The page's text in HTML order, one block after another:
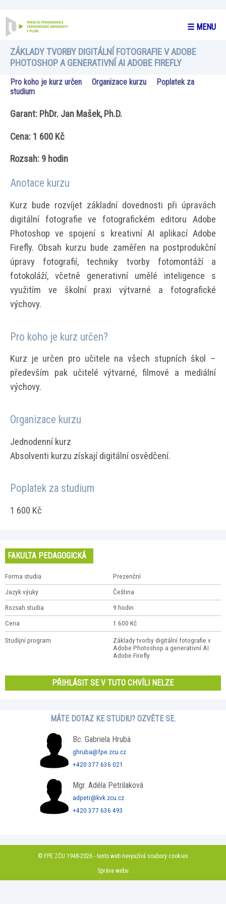
☰ MENU
ZÁKLADY TVORBY DIGITÁLNÍ FOTOGRAFIE V ADOBE
PHOTOSHOP A GENERATIVNÍ AI ADOBE FIREFLY
Pro koho je kurz určen Organizace kurzu
Poplatek za
studium
Garant: PhDr. Jan Mašek, Ph.D.
Cena: 1 600 Kč
Rozsah: 9 hodin
Anotace kurzu
Kurz bude rozvíjet základní dovednosti při úpravách
digitální fotografie ve fotografickém editoru Adobe
Photoshop ve spojení s kreativní AI aplikací Adobe
Firefly. Obsah kurzu bude zaměřen na postprodukční
úpravy fotografií, techniky tvorby fotomontáží a
fotokoláží, včetně generativní umělé inteligence s
využitím ve školní praxi výtvarné a fotografické
výchovy.
Pro koho je kurz určen?
Kurz je určen pro učitele na všech stupních škol –
především pak učitelé výtvarné, filmové a mediální
výchovy.
Organizace kurzu
Jednodenní kurz
Absolventi kurzu získají digitální osvědčení.
Poplatek za studium
1 600 Kč
FAKULTA PEDAGOGICKÁ
Forma studia Prezenční
Jazyk výuky Čeština
Rozsah studia 9 hodin
Cena 1 600 Kč
Studijní program
Základy tvorby digitální fotografie v
Adobe Photoshop a generativní AI
Adobe Firefly
PŘIHLÁSIT SE V TUTO CHVÍLI NELZE
MÁTE DOTAZ KE STUDIU? OZVĚTE SE.
Bc. Gabriela Hrubá
ghruba@fpe.zcu.cz
+420 377 636 021
Mgr. Adéla Petrilaková
adpetr@kvk.zcu.cz
+420 377 636 493
© FPE ZČU 1948-2026 - tento web nevyužívá soubory cookies
Správa webu